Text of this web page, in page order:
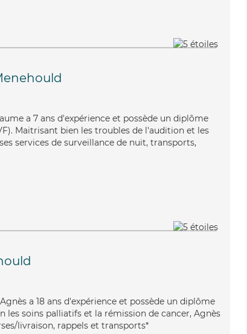
a 7 ans d'expérience et possède un diplôme
Maitrisant bien les troubles de l'audition et les
services de surveillance de nuit, transports,
a 18 ans d'expérience et possède un diplôme
soins palliatifs et la rémission de cancer, Agnès
livraison, rappels et transports*